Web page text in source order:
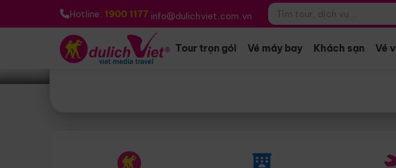
Hotline: 1900 1177 info@dulichviet.com.vn
Tour trọn gói Vé máy bay Khách sạn Vé
Bạn muốn đi đâu? *